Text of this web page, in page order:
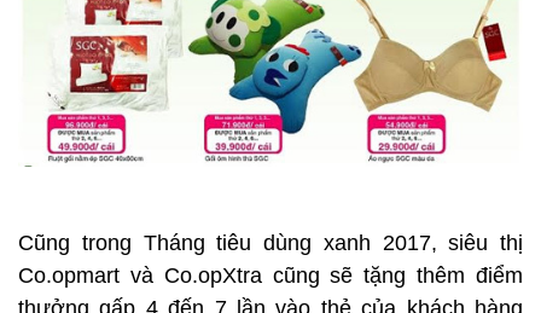
Cũng trong Tháng tiêu dùng xanh 2017, siêu thị
Co.opmart và Co.opXtra cũng sẽ tặng thêm điểm